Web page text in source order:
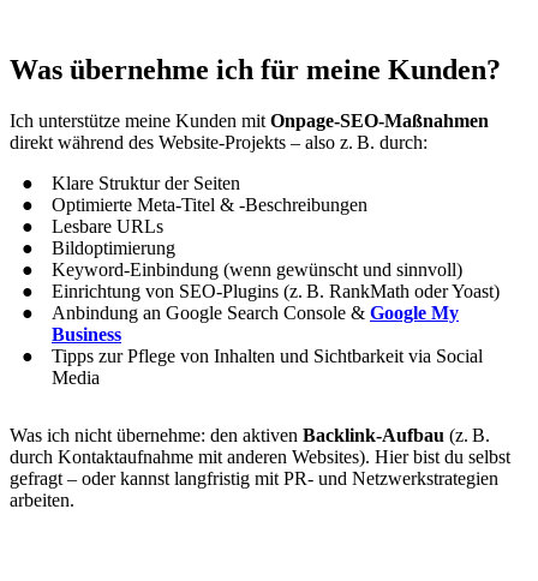
Was übernehme ich für meine Kunden?
Ich unterstütze meine Kunden mit Onpage-SEO-Maßnahmen
direkt während des Website-Projekts – also z. B. durch:
Klare Struktur der Seiten
Optimierte Meta-Titel & -Beschreibungen
Lesbare URLs
Bildoptimierung
Keyword-Einbindung (wenn gewünscht und sinnvoll)
Einrichtung von SEO-Plugins (z. B. RankMath oder Yoast)
Anbindung an Google Search Console & Google My
Business
Tipps zur Pflege von Inhalten und Sichtbarkeit via Social
Media
Was ich nicht übernehme: den aktiven Backlink-Aufbau (z. B.
durch Kontaktaufnahme mit anderen Websites). Hier bist du selbst
gefragt – oder kannst langfristig mit PR- und Netzwerkstrategien
arbeiten.